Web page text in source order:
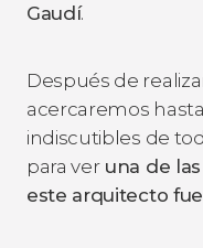
Gaudí.
Después de
acercaremos
indiscutibles de
para veruna de
este arquitecto